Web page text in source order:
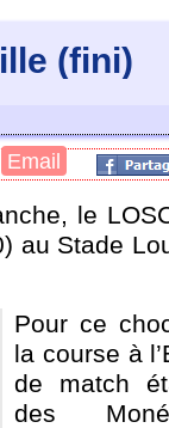
(fini)
Email
le
au Stade
Pour ce
la course à
de match
des